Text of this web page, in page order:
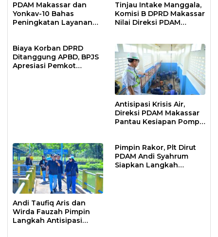
PDAM Makassar dan
Yonkav-10 Bahas
Peningkatan Layanan
Tinjau Intake Manggala,
Komisi B DPRD Makassar
Nilai Direksi PDAM
Biaya Korban DPRD
Ditanggung APBD, BPJS
Apresiasi Pemkot
Antisipasi Krisis Air,
Direksi PDAM Makassar
Pantau Kesiapan Pompa
Andi Taufiq Aris dan
Wirda Fauzah Pimpin
Langkah Antisipasi
Pimpin Rakor, Plt Dirut
PDAM Andi Syahrum
Siapkan Langkah